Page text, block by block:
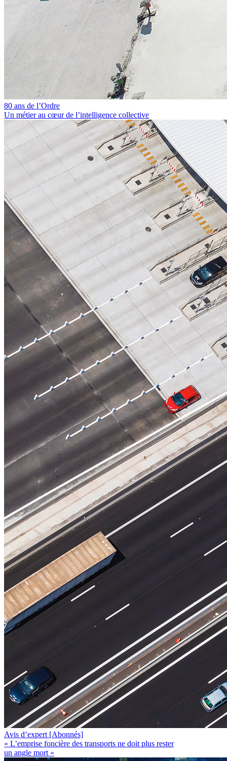
80 ans de l’Ordre
Un métier au cœur de l’intelligence collective
Avis d’expert [Abonnés]
« L’emprise foncière des transports ne doit plus rester
un angle mort »